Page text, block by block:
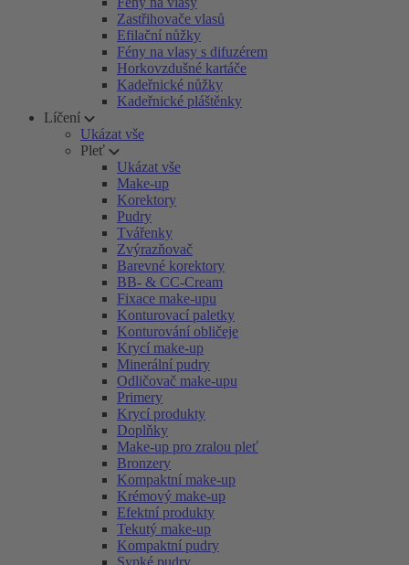
Zastřihovače vlasů
Efilační nůžky
Fény na vlasy s difuzérem
Horkovzdušné kartáče
Kadeřnické nůžky
Kadeřnické pláštěnky
Líčení
Ukázat vše
Pleť
Ukázat vše
Make-up
Korektory
Pudry
Tvářenky
Zvýrazňovač
Barevné korektory
BB- & CC-Cream
Fixace make-upu
Konturovací paletky
Konturování obličeje
Krycí make-up
Minerální pudry
Odličovač make-upu
Primery
Krycí produkty
Doplňky
Make-up pro zralou pleť
Bronzery
Kompaktní make-up
Krémový make-up
Efektní produkty
Tekutý make-up
Kompaktní pudry
Sypké pudry